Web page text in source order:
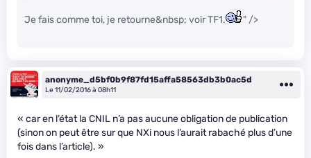
Je fais comme toi, je retourne&nbsp; voir TF1. " />
anonyme_d5bf0b9f87fd15affa58563db3b0ac5d
Le 11/02/2016 à 08h11
« car en l’état la CNIL n’a pas aucune obligation de publication
(sinon on peut être sur que NXi nous l’aurait rabaché plus d’une
fois dans l’article). »